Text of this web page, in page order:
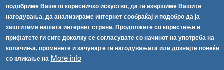
подобриме Вашето корисничко искуство, да ги извршиме Вашите
нагодувања, да анализираме интернет сообраќај и подобро да ја
заштитиме нашата интернет страна. Продолжете со користење и
прифатете ги сите доколку се согласувате со начинот на употреба на
колачиња, променете и зачувајте ги нагодувањата или дознајте повеќе
со кликање на More info
Соопштенија
Република Бугарија ги засили официјалните контроли при увоз на свежо овошје и зеленчук
Високите температури ризик од труење со храна, опасни се и за животните
Водата во Гостивар може да се користи како техничка, продолжува испораката на флаширана вода
Навигација
Архива
Регистри
Обрасци